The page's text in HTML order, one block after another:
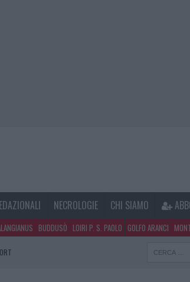
NECROLOGIE CHI SIAMO
BUDDUSÒ LOIRI P. S. PAOLO GOLFO ARANCI